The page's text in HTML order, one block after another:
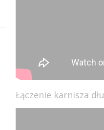
Łączenie karnisza